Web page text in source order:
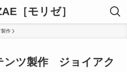
［モリゼ］
製作
ンツ製作 ジョイアク